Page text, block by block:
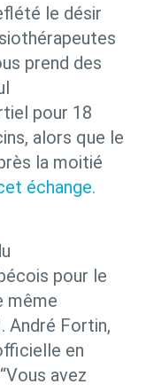
le désir
prend des
pour 18
alors que le
la moitié
échange.
pour le
même
André Fortin,
en
“Vous avez